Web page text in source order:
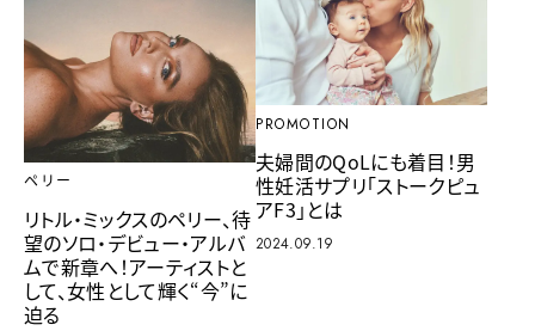
ペリー
リトル・ミックスのペリー、待
望のソロ・デビュー・アルバ
ムで新章へ！アーティストと
して、女性として輝く“今”に
迫る
PROMOTION
夫婦間のQoLにも着目！男
性妊活サプリ「ストークピュ
アF3」とは
2024.09.19